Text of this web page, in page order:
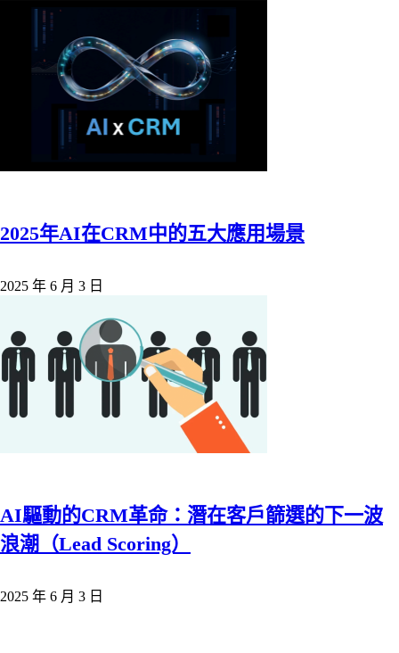
2025年AI在CRM中的五大應用場景
2025 年 6 月 3 日
AI驅動的CRM革命：潛在客戶篩選的下一波
浪潮（Lead Scoring）
2025 年 6 月 3 日